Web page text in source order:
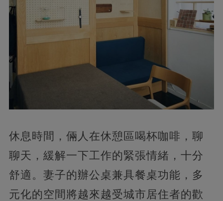
休息時間，倆人在休憩區喝杯咖啡，聊
聊天，緩解一下工作的緊張情緒，十分
舒適。妻子的辦公桌兼具餐桌功能，多
元化的空間將越來越受城市居住者的歡